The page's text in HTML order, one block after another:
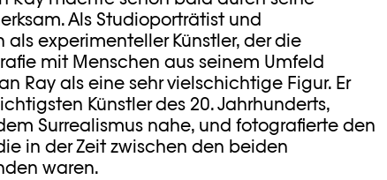
Als Studioporträtist und
experimenteller Künstler, der die
mit Menschen aus seinem Umfeld
Ray als eine sehr vielschichtige Figur. Er
Künstler des 20. Jahrhunderts,
Surrealismus nahe, und fotografierte den
in der Zeit zwischen den beiden
waren.